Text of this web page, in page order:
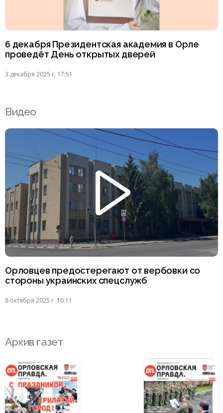
6 декабря Президентская академия в Орле
проведёт День открытых дверей
3 декабря 2025 г. 17:51
Видео
Орловцев предостерегают от вербовки со
стороны украинских спецслужб
8 октября 2025 г. 10:11
Архив газет